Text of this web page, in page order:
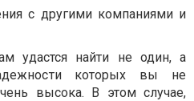
с другими компаниями и
удастся найти не один, а
которых вы не
высока. В этом случае,